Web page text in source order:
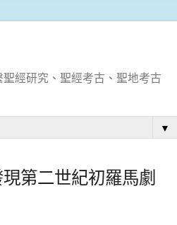
經研究、聖經考古、聖地考古
▼
第二世紀初羅馬劇